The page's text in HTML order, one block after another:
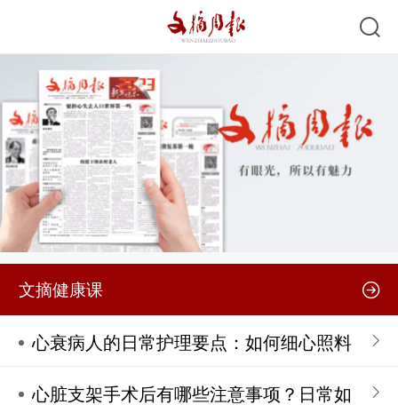
文摘健康课
心衰病人的日常护理要点：如何细心照料
心脏支架手术后有哪些注意事项？日常如